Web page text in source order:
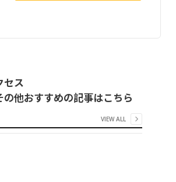
セス
の他おすすめの記事はこちら
VIEW ALL